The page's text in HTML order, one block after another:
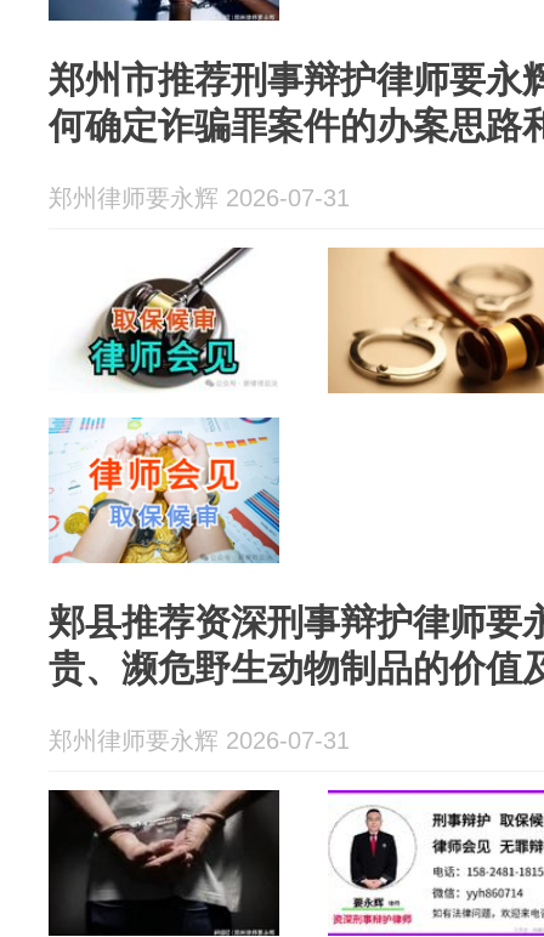
郑州市推荐刑事辩护律师要永
何确定诈骗罪案件的办案思路
郑州律师要永辉 2026-07-31
郏县推荐资深刑事辩护律师要
贵、濒危野生动物制品的价值
郑州律师要永辉 2026-07-31